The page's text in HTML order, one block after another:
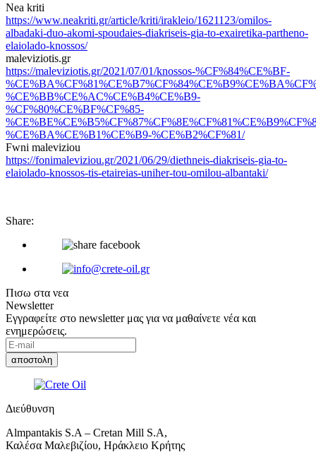
Nea kriti
https://www.neakriti.gr/article/kriti/irakleio/1621123/omilos-
albadaki-duo-akomi-spoudaies-diakriseis-gia-to-exairetika-partheno-
elaiolado-knossos/
maleviziotis.gr
https://maleviziotis.gr/2021/07/01/knossos-%CF%84%CE%BF-
%CE%BB%CE%AC%CE%B4%CE%B9-
%CF%80%CE%BF%CF%85-
%CE%BA%CE%B1%CE%B9-%CE%B2%CF%81/
Fwni maleviziou
https://fonimaleviziou.gr/2021/06/29/diethneis-diakriseis-gia-to-
elaiolado-knossos-tis-etaireias-uniher-tou-omilou-albantaki/
Share:
Πισω στα νεα
Newsletter
Εγγραφείτε στο newsletter μας για να μαθαίνετε νέα και
ενημερώσεις.
Διεύθυνση
Almpantakis S.A – Cretan Mill S.A,
Καλέσα Μαλεβιζίου, Ηράκλειο Κρήτης